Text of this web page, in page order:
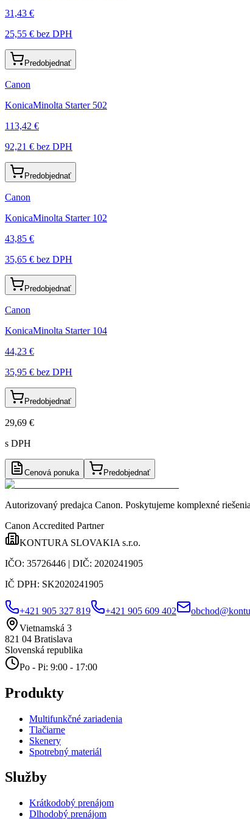
31,43 €
25,55 € bez DPH
Predobjednať
Canon
KonicaMinolta Starter 502
113,42 €
92,21 € bez DPH
Predobjednať
Canon
KonicaMinolta Starter 102
43,85 €
35,65 € bez DPH
Predobjednať
Canon
KonicaMinolta Starter 104
44,23 €
35,95 € bez DPH
Predobjednať
29,69 €
s DPH
Cenová ponuka Predobjednať
Autorizovaný predajca Canon. Poskytujeme komplexné
Canon Accredited Partner
KONTURA SLOVAKIA s.r.o.
IČO: 35726446 | DIČ: 2020241905
IČ DPH: SK2020241905
+421 905 327 819 +421 905 609 402
Vietnamská 3
821 04 Bratislava
Slovenská republika
Po - Pi: 9:00 - 17:00
Produkty
Multifunkčné zariadenia
Tlačiarne
Skenery
Spotrebný materiál
Služby
Krátkodobý prenájom
Dlhodobý prenájom